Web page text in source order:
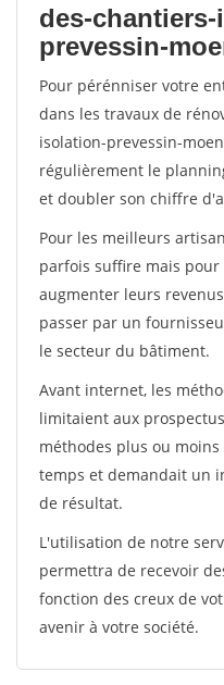
des-
prevessin-
Pour pérénniser votre
dans les travaux de
isolation-prevessin-
régulièrement le
et doubler son chiffre
Pour les meilleurs
parfois suffire mais
augmenter leurs
passer par un
le secteur du bâtiment.
Avant internet, les
limitaient aux
méthodes plus ou
temps et demandait un
de résultat.
L'utilisation de notre
permettra de recevoir
fonction des creux de
avenir à votre société.